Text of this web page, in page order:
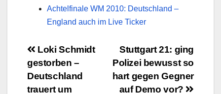
Achtelfinale WM 2010: Deutschland –
England auch im Live Ticker
BeitragsnavigationStuttgart 21: ging
Polizei bewusst so
hart gegen Gegner
auf Demo vor?
Loki Schmidt
gestorben –
Deutschland
trauert um